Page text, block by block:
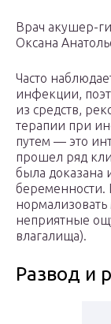
Врач акушер-
Оксана
Часто
инфекции,
из средств,
терапии при
путем — это
прошел ряд
была доказана
беременности.
неприятные
влагалища).
Развод и